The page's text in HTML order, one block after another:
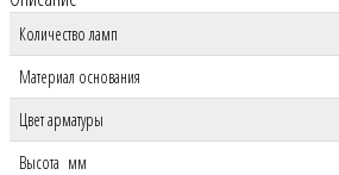
Количество ламп
Материал основания
Цвет арматуры
Высота мм